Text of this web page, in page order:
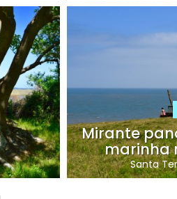
Mirante
marinha
Santa